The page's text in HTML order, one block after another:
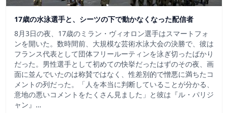
17歳の水泳選手と、シーツの下で動かなくなった配信者
8月3日の夜、17歳のミラン・ヴィオロン選手はスマートフォ
ンを開いた。数時間前、大規模な芸術水泳大会の決勝で、彼は
フランス代表として団体フリールーティンを泳ぎ切ったばかり
だった。男性選手として初めての快挙だったはずのその夜、画
面に並んでいたのは称賛ではなく、性差別的で憎悪に満ちたコ
メントの列だった。「人を本当に判断していることが分かる、
意地の悪いコメントをたくさん見ました」と彼は『ル・パリジ
ャン』…